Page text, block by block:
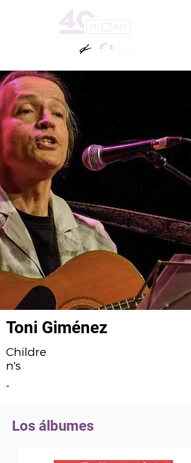
Toni Giménez
Childre
n's
-
Los álbumes